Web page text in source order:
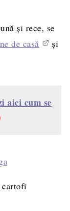
și rece, se
de casă
și
aici cum se